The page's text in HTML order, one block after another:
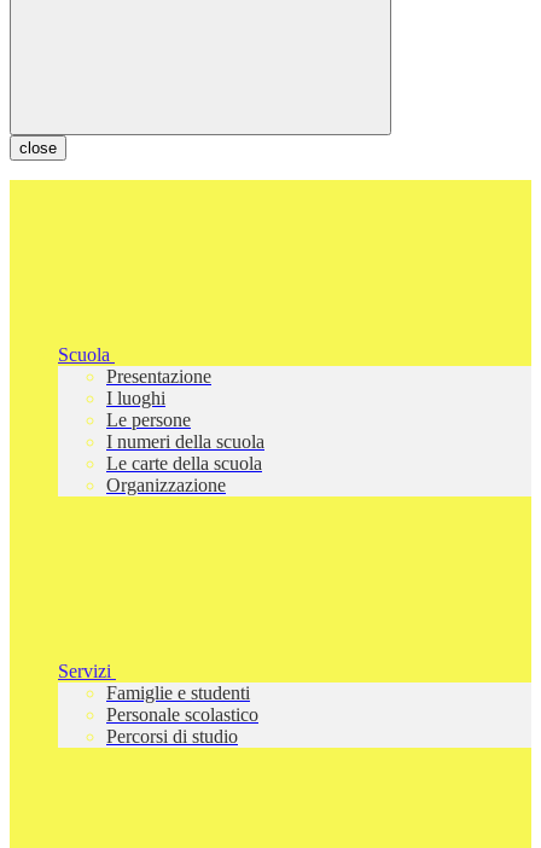
close
Scuola
Presentazione
I luoghi
Le persone
I numeri della scuola
Le carte della scuola
Organizzazione
Servizi
Famiglie e studenti
Personale scolastico
Percorsi di studio